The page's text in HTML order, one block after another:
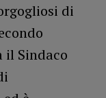
di
il Sindaco